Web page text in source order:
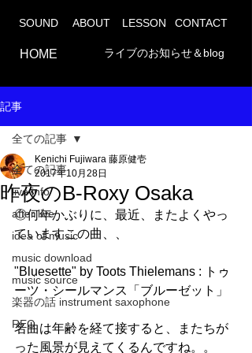
SOUND
HOME
ABOUT LESSON CONTACT
ライブのお知らせ＆blog
記事
全ての記事
live info
after live
idea of music
music download
music source
楽器の話 instrument saxophone
REC
全ての記事
昨夜のB-Roxy Osaka
Kenichi Fujiwara 藤原健壱
2017年10月28日
◎何年かぶりに、最近、またよくやっ
ていますこの曲、、
"Bluesette" by Toots Thielemans : トゥ
ーツ・シールマンス「ブルーゼット」
名曲は年齢を経て接すると、またちが
った風景が見えてくるんですね。。